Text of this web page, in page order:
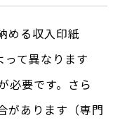
める収入印紙
って異なります
必要です。さら
があります（専門